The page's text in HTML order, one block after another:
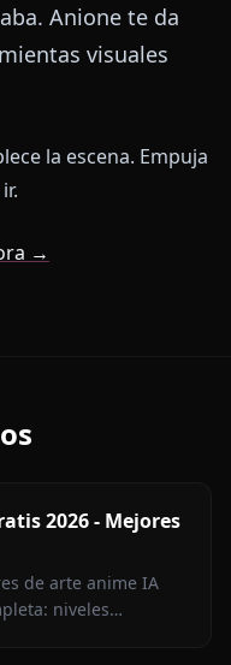
Anione te da
visuales
la escena. Empuja
→
2026 - Mejores
de arte anime IA
niveles